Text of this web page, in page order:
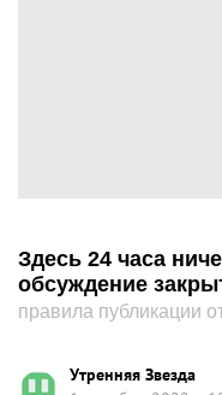
Здесь 24 часа
обсуждение
правила публикации
Утренняя Звезда